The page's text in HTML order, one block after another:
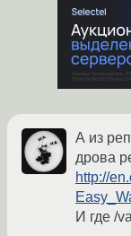
А из
дрова
http://
И где /